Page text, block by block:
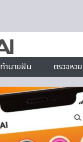
ทำนายฝัน ตรวจหวย